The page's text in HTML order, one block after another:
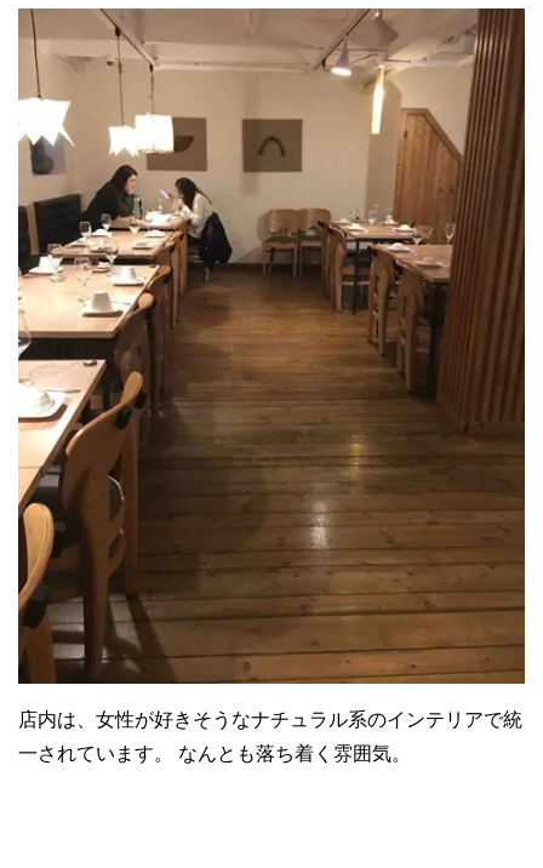
店内は、女性が好きそうなナチュラル系のインテリアで統
一されています。 なんとも落ち着く雰囲気。